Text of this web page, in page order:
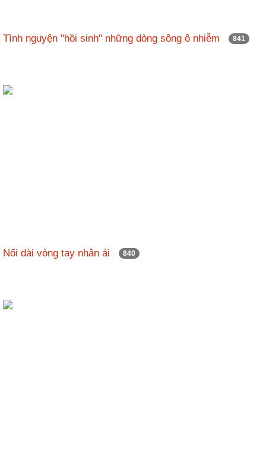
Tình nguyện "hồi sinh" những dòng sông ô nhiễm 841
Nối dài vòng tay nhân ái 840